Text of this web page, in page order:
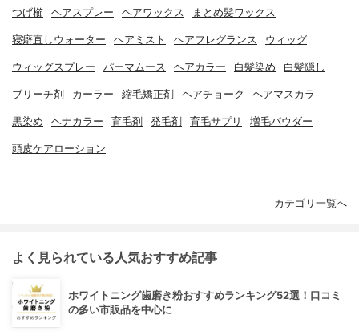
つげ櫛 ヘアスプレー ヘアワックス まとめ髪ワックス
寝癖直しウォーター ヘアミスト ヘアフレグランス ウィッグ
ウィッグスプレー パーマムース ヘアカラー 白髪染め 白髪隠し
ブリーチ剤 カーラー 縮毛矯正剤 ヘアチョーク ヘアマスカラ
黒染め ヘナカラー 育毛剤 発毛剤 育毛サプリ 増毛パウダー
頭皮ケアローション
カテゴリ一覧へ
よく見られている人気おすすめ記事
ホワイトニング歯磨き粉おすすめランキング52選！口コミ
の多い市販品を中心に